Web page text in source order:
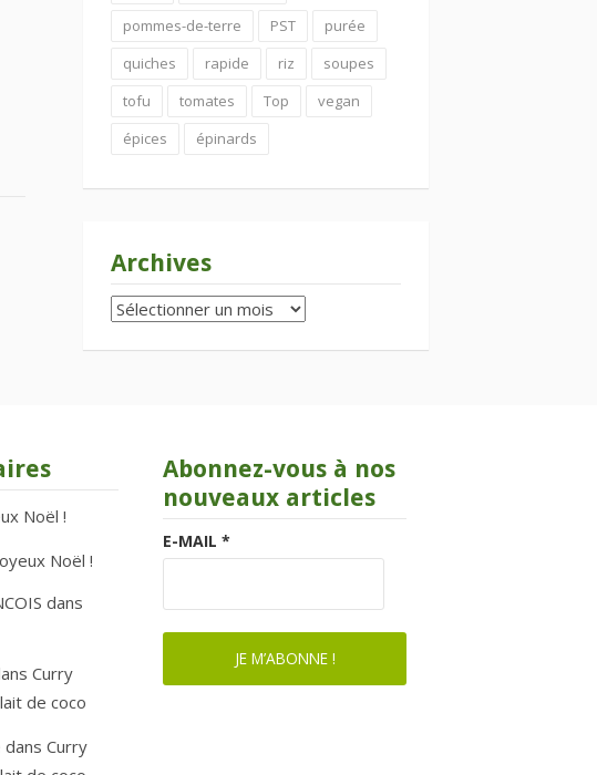
pommes-de-terre
PST
purée
quiches
rapide riz
soupes
tofu
tomates Top
vegan
épices
épinards
Archives
Archives
Noël !
Noël !
dans
Curry
de coco
dans Curry
Abonnez-vous à nos
nouveaux articles
E-MAIL *